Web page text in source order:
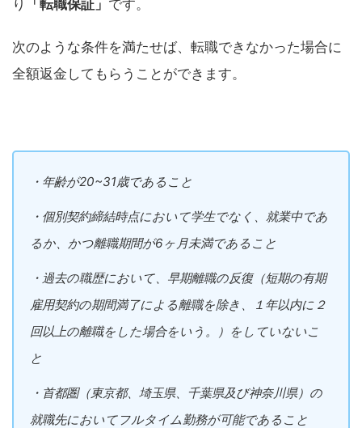
り 「転職保証」 です。
次のような条件を満たせば、転職できなかった場合に
全額返金してもらうことができます。
・年齢が20~31歳であること
・個別契約締結時点において学生でなく、就業中であ
るか、かつ離職期間が6ヶ月未満であること
・過去の職歴において、早期離職の反復（短期の有期
雇用契約の期間満了による離職を除き、１年以内に２
回以上の離職をした場合をいう。）をしていないこ
と
・首都圏（東京都、埼玉県、千葉県及び神奈川県）の
就職先においてフルタイム勤務が可能であること